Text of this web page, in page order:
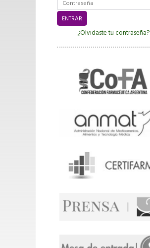
¿Olvidaste tu contraseña?